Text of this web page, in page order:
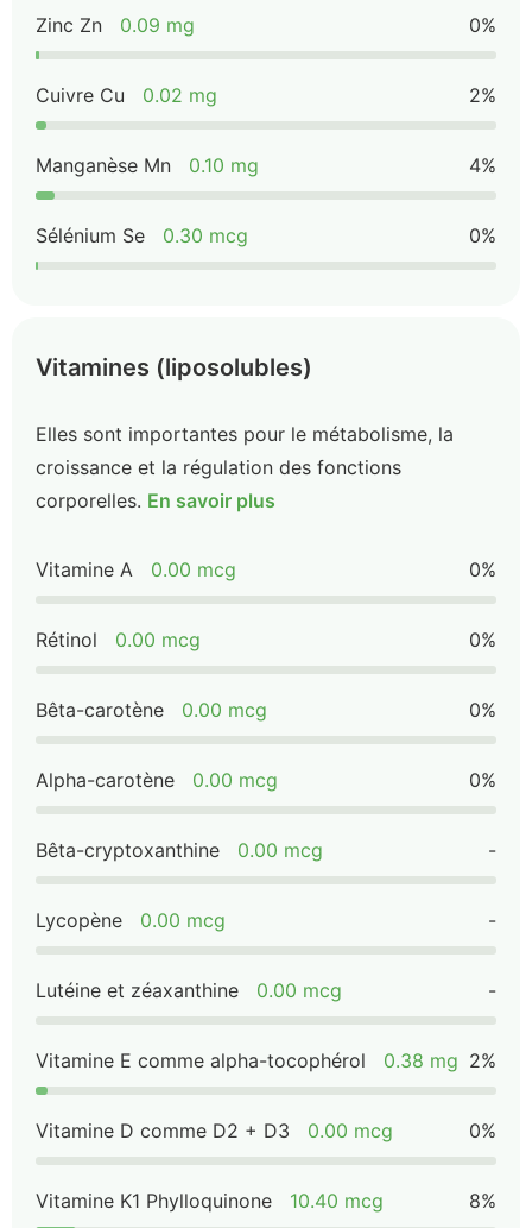
Zinc Zn 0.09 mg 0%
Cuivre Cu 0.02 mg 2%
Manganèse Mn 0.10 mg 4%
Sélénium Se 0.30 mcg 0%
Vitamines (liposolubles)
Elles sont importantes pour le métabolisme, la
croissance et la régulation des fonctions
corporelles. En savoir plus
Vitamine A 0.00 mcg 0%
Rétinol 0.00 mcg 0%
Bêta-carotène 0.00 mcg 0%
Alpha-carotène 0.00 mcg 0%
Bêta-cryptoxanthine 0.00 mcg -
Lycopène 0.00 mcg -
Lutéine et zéaxanthine 0.00 mcg -
Vitamine E comme alpha-tocophérol 0.38 mg 2%
Vitamine D comme D2 + D3 0.00 mcg 0%
Vitamine K1 Phylloquinone 10.40 mcg 8%